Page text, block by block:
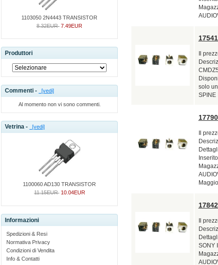
1103050 2N4443 TRANSISTOR
8.32EUR 7.49EUR
Produttori
Commenti - [vedi]
Al momento non vi sono commenti.
Vetrina - [vedi]
1100060 AD130 TRANSISTOR
11.15EUR 10.04EUR
Informazioni
Spedizioni & Resi
Normativa Privacy
Condizioni di Vendita
Info & Contatti
Il
solo
SPINE
Il
Il
SONY